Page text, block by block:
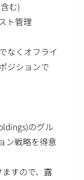
む)
ト管理
なくオフライ
ジションで
のグル
ン戦略を得意
すので、露